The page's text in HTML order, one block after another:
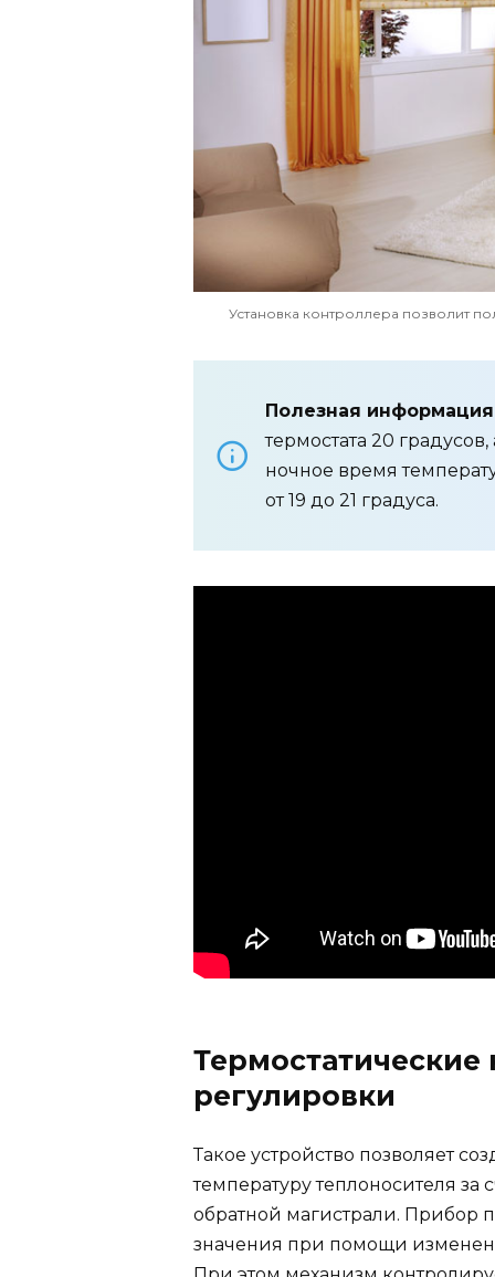
Установка контроллера позволит
Полезная
термостата 20
ночное время
от 19 до 21 градуса.
регулировки
Такое устройство позволяет
температуру теплоносителя
обратной магистрали. Прибор
значения при помощи